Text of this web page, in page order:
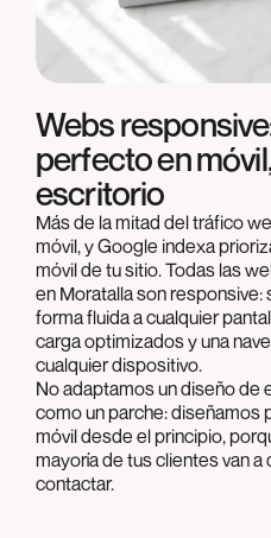
Webs
perfecto en
escritorio
Más de la mitad del tráfico
móvil, y Google indexa
móvil de tu sitio. Todas las
en Moratalla son responsive:
forma fluida a cualquier
carga optimizados y una
cualquier dispositivo.
No adaptamos un diseño de
como un parche: diseñamos
móvil desde el principio,
mayoría de tus clientes van a
contactar.